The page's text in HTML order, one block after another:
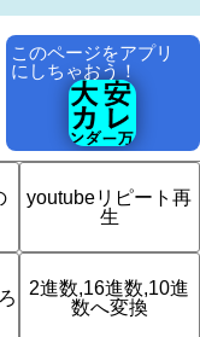
このページをアプリ
にしちゃおう！
youtubeリピート再
生
2進数,16進数,10進
数へ変換